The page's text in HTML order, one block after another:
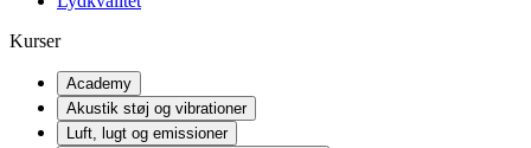
Kurser
Academy
Akustik støj og vibrationer
Luft, lugt og emissioner